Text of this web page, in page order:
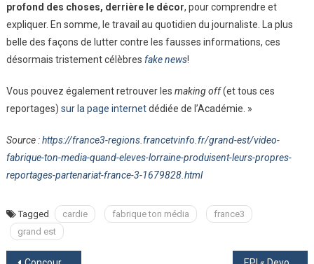
profond des choses, derrière le décor, pour comprendre et
expliquer. En somme, le travail au quotidien du journaliste. La plus
belle des façons de lutter contre les fausses informations, ces
désormais tristement célèbres fake news!
Vous pouvez également retrouver les making off(et tous ces
reportages) sur la page internetdédiée de l’Académie. »
Source :https://france3-regions.francetvinfo.fr/grand-est/video-
fabrique-ton-media-quand-eleves-lorraine-produisent-leurs-propres-
reportages-partenariat-france-3-1679828.html
Tagged cardie fabrique ton média
france3
grand est